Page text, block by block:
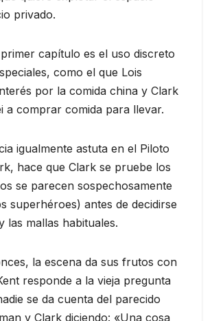
privado.
capítulo es el uso discreto
como el que Lois
por la comida china y Clark
a comprar comida para llevar.
igualmente astuta en el Piloto
hace que Clark se pruebe los
se parecen sospechosamente
superhéroes) antes de decidirse
las mallas habituales.
la escena da sus frutos con
responde a la vieja pregunta
se da cuenta del parecido
y Clark diciendo: «Una cosa